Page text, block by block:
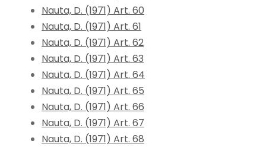
Nauta, D. (1971) Art. 60
Nauta, D. (1971) Art. 61
Nauta, D. (1971) Art. 62
Nauta, D. (1971) Art. 63
Nauta, D. (1971) Art. 64
Nauta, D. (1971) Art. 65
Nauta, D. (1971) Art. 66
Nauta, D. (1971) Art. 67
Nauta, D. (1971) Art. 68